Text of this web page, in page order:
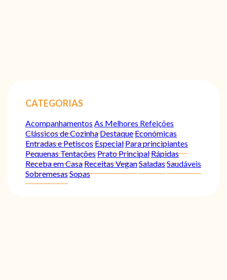
CATEGORIAS
Acompanhamentos As Melhores Refeições
Clássicos de CozinhaDestaqueEconómicas
Entradas e PetiscosEspecialPara principiantes
Pequenas TentaçõesPrato PrincipalRápidas
Receba em CasaReceitas VeganSaladasSaudáveis
SobremesasSopas